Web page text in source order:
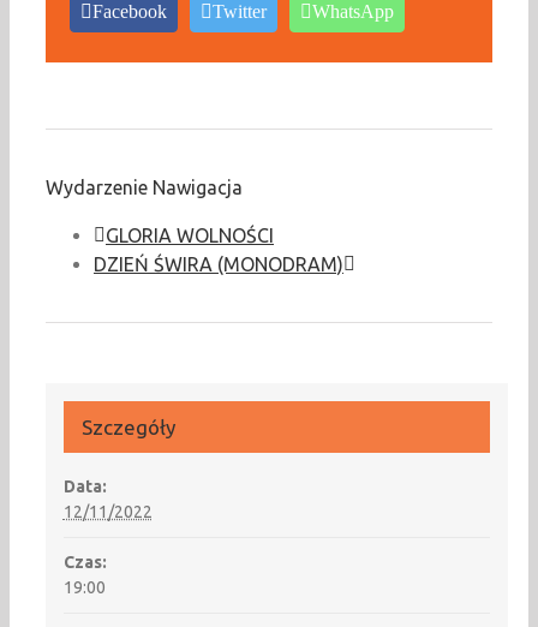
Facebook Twitter WhatsApp
Wydarzenie Nawigacja
GLORIA WOLNOŚCI
DZIEŃ ŚWIRA (MONODRAM)
Szczegóły
Data:
12/11/2022
Czas:
19:00